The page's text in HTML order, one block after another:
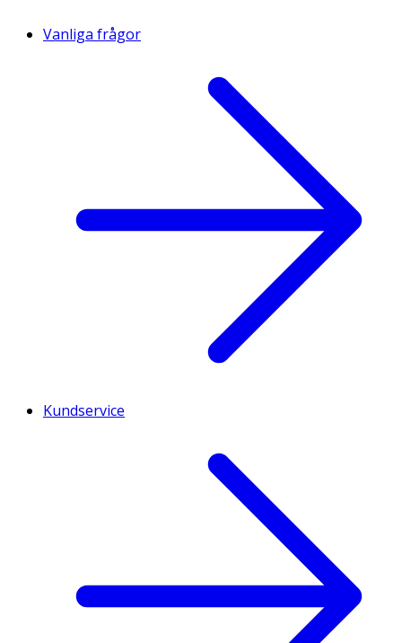
Vanliga frågor
Kundservice